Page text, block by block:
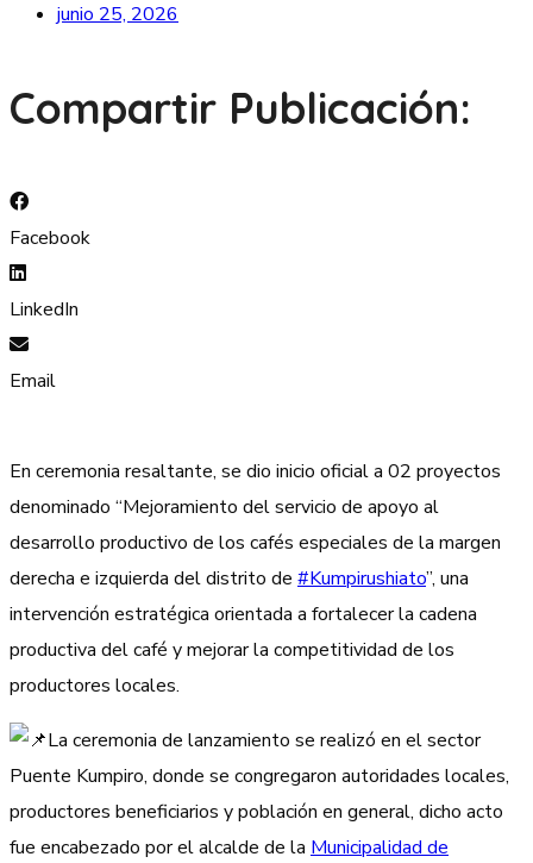
junio 25, 2026
Compartir Publicación:
Facebook
LinkedIn
Email
En ceremonia resaltante, se dio inicio oficial a 02 proyectos
denominado “Mejoramiento del servicio de apoyo al
desarrollo productivo de los cafés especiales de la margen
derecha e izquierda del distrito de #Kumpirushiato”, una
intervención estratégica orientada a fortalecer la cadena
productiva del café y mejorar la competitividad de los
productores locales.
La ceremonia de lanzamiento se realizó en el sector
Puente Kumpiro, donde se congregaron autoridades locales,
productores beneficiarios y población en general, dicho acto
fue encabezado por el alcalde de la Municipalidad de